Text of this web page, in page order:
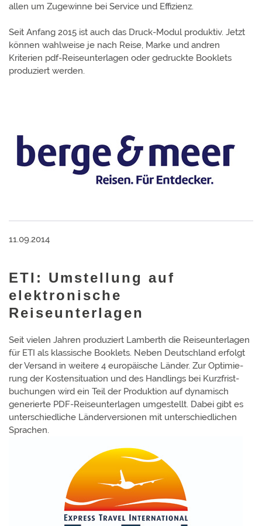
allen um Zuge­winne bei Service und Effizienz.
Seit Anfang 2015 ist auch das Druck-Modul produktiv. Jetzt
können wahl­weise je nach Reise, Marke und andren
Kriterien pdf-Reise­unter­lagen oder gedruckte Booklets
produziert werden.
11.09.2014
ETI: Umstellung auf
elektronische
Reiseunterlagen
Seit vielen Jahren produziert Lamberth die Reise­unter­lagen
für ETI als klas­sische Book­lets. Neben Deutschland erfolgt
der Versand in weitere 4 euro­päische Länder. Zur Opti­mie­
rung der Kosten­situa­tion und des Hand­lings bei Kurz­frist­
buchun­gen wird ein Teil der Pro­duktion auf dyna­misch
gene­rierte PDF-Reise­unter­lagen umge­stellt. Dabei gibt es
unter­schied­liche Länder­ver­sionen mit unter­schied­lichen
Sprachen.